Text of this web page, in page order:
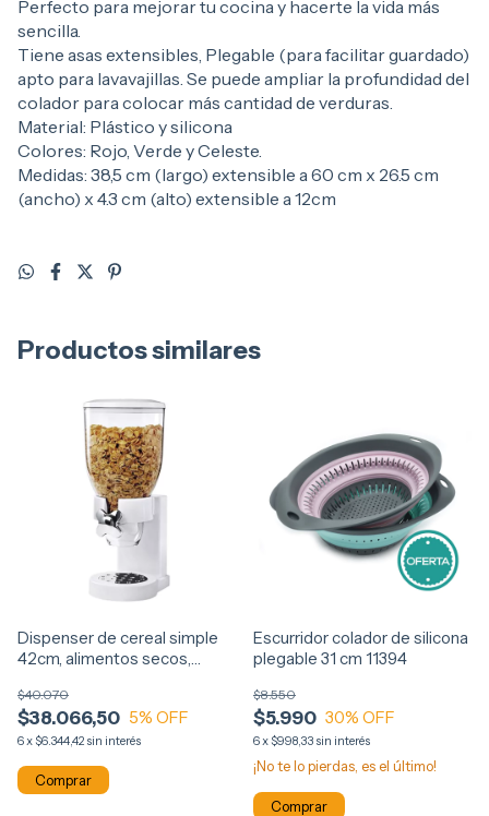
Perfecto para mejorar tu cocina y hacerte la vida más
sencilla.
Tiene asas extensibles, Plegable (para facilitar guardado)
apto para lavavajillas. Se puede ampliar la profundidad del
colador para colocar más cantidad de verduras.
Material: Plástico y silicona
Colores: Rojo, Verde y Celeste.
Medidas: 38,5 cm (largo) extensible a 60 cm x 26.5 cm
(ancho) x 4.3 cm (alto) extensible a 12cm
Productos similares
Dispenser de cereal simple
42cm, alimentos secos,
$38.066,50
$40.070
5% OFF
6x$6.344,42 sin interés
Comprar
Escurridor colador de silicona
plegable 31 cm 11394
$5.990
$8.550
30% OFF
6x$998,33 sin interés
¡No te lo pierdas, es el último!
Comprar